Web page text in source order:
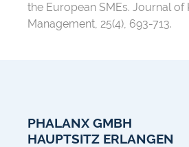
the European SMEs. Journal of
Management, 25(4), 693-713.
PHALANX GMBH
HAUPTSITZ ERLANGEN